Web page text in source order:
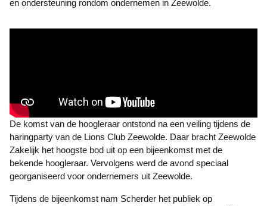
en ondersteuning rondom ondernemen in Zeewolde.
De komst van de hoogleraar ontstond na een veiling tijdens de
haringparty van de Lions Club Zeewolde. Daar bracht Zeewolde
Zakelijk het hoogste bod uit op een bijeenkomst met de
bekende hoogleraar. Vervolgens werd de avond speciaal
georganiseerd voor ondernemers uit Zeewolde.
Tijdens de bijeenkomst nam Scherder het publiek op